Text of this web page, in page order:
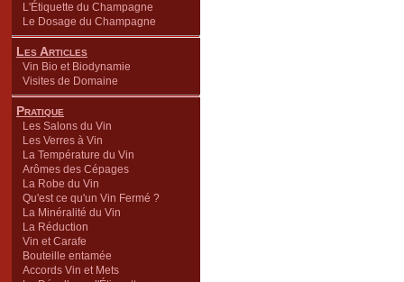
L'Étiquette du Champagne
Le Dosage du Champagne
Les Articles
Vin Bio et Biodynamie
Visites de Domaine
Pratique
Les Salons du Vin
Les Verres à Vin
La Température du Vin
Arômes des Cépages
La Robe du Vin
Qu'est ce qu'un Vin Fermé ?
La Minéralité du Vin
La Réduction
Vin et Carafe
Bouteille entamée
Accords Vin et Mets